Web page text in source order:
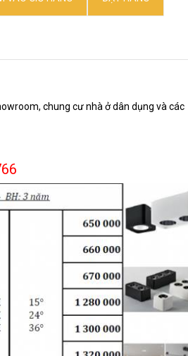
chung cư nhà ở dân dụng và các